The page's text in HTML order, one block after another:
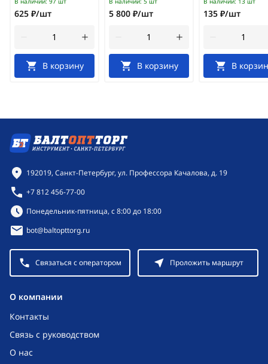
625 ₽/шт
В корзину
5 800 ₽/шт
В корзину
135 ₽/шт
В
O компании
Контакты
Связь с руководством
О нас
Контактная информация
192019, Санкт-Петербург, ул. Профессора Качалова, д. 19
+7 812 456-77-00
Режим работы:
Понедельник-пятница, с 8:00 до 18:00
bot@baltopttorg.ru
Связаться с оператором Проложить маршрут